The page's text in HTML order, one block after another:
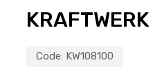
Code: KW108100